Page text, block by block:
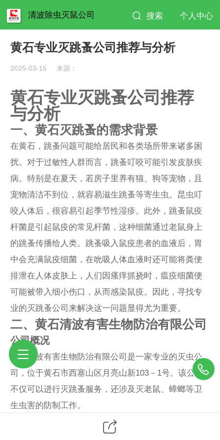
清波除虫灭鼠公司 搜索 个人中心
黄石专业灭跳蚤公司推荐与分析
2025-03-15 来源：
黄石专业灭跳蚤公司推荐
与分析
一、黄石灭跳蚤的需求背景
在黄石，跳蚤问题可能给居民和各类场所带来诸多困
扰。对于过敏性人群而言，跳蚤叮咬可能引发皮肤疾
病。特别是在夏天，若房子里养有猫、狗等宠物，且
宠物清洁不到位，就容易滋生跳蚤等寄生虫。昆虫叮
咬人体后，很容易引起季节性湿疹。此外，跳蚤鼠疫
杆菌是引起鼠疫的常见杆菌，这种细菌通过老鼠身上
的跳蚤传播给人类。跳蚤吸入鼠疫患者的血液后，胃
中会充满鼠疫细菌，在吮吸人体血液时还可能将粪便
排泄在人体皮肤上，人们因瘙痒抓挠时，瘟疫细菌便
可能被带入细小伤口，从而感染鼠疫。因此，寻找专
业的灭跳蚤公司来解决这一问题显得尤为重要。
二、黄石清波有害生物防治有限公司
公司概况
黄石清波有害生物防治有限公司是一家专业的灭虫公
司，位于黄石市西塞山区月亮山新103－1号。该公司
不仅可以进行灭跳蚤服务，还涉及灭老鼠、蟑螂等卫
生虫害的防制工作。